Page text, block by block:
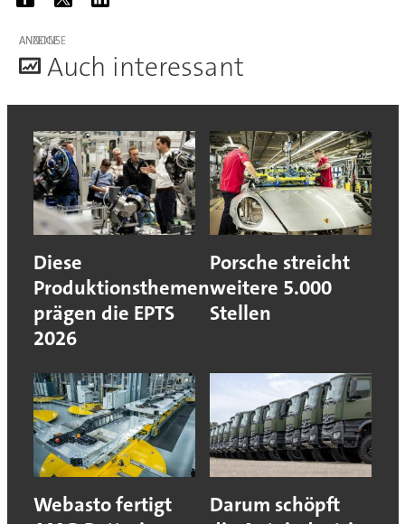
ANZEIGE
Auch interessant
Diese
Produktionsthemen
prägen die EPTS
2026
Porsche streicht
weitere 5.000
Stellen
Webasto fertigt
Darum schöpft